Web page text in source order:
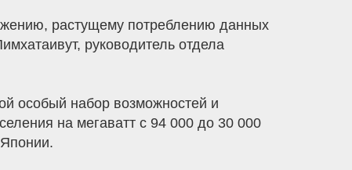
растущему потреблению данных
руководитель отдела
особый набор возможностей и
на мегаватт с 94 000 до 30 000